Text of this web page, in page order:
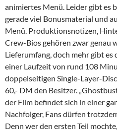
animiertes Menü. Leider gibt es
gerade viel Bonusmaterial und
Menü. Produktionsnotizen,
Crew-Bios gehören zwar genau
Lieferumfang, doch mehr gibt
einer Laufzeit von rund 108
doppelseitigen Single-Layer-
60,- DM den Besitzer.
der Film befindet sich in einer
Nachfolger, Fans dürfen
Denn wer den ersten Teil